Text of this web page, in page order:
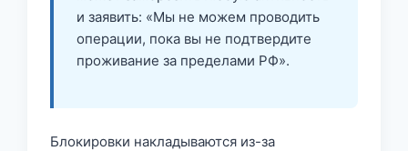
и заявить: «Мы не можем проводить
операции, пока вы не подтвердите
проживание за пределами РФ».
Блокировки накладываются из-за